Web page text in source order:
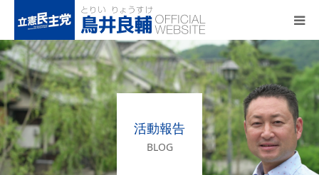
活動報告
BLOG
トップページ
基本政策
プロフィール